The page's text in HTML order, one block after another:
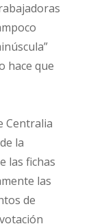
hace que
Centralia
la
las fichas
las
de